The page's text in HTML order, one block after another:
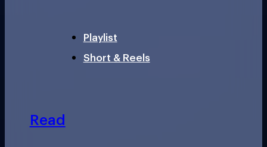
Playlist
Short & Reels
Read